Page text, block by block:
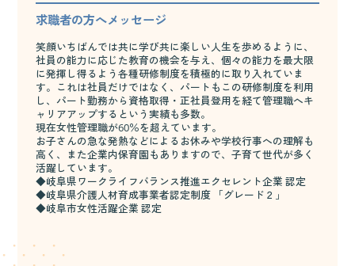
求職者の方へメッセージ
笑顔いちばんでは共に学び共に楽しい人生を歩めるように、
社員の能力に応じた教育の機会を与え、個々の能力を最大限
に発揮し得るよう各種研修制度を積極的に取り入れていま
す。これは社員だけではなく、パートもこの研修制度を利用
し、パート勤務から資格取得・正社員登用を経て管理職へキ
ャリアアップするという実績も多数。
現在女性管理職が60％を超えています。
お子さんの急な発熱などによるお休みや学校行事への理解も
高く、また企業内保育園もありますので、子育て世代が多く
活躍しています。
◆岐阜県ワークライフバランス推進エクセレント企業 認定
◆岐阜県介護人材育成事業者認定制度 「グレード２」
◆岐阜市女性活躍企業 認定